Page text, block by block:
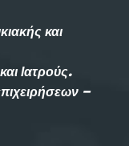
και
Ιατρούς.
–